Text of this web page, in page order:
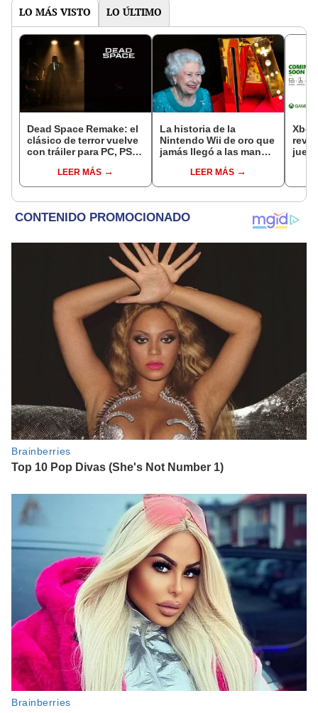
LO MÁS VISTO LO ÚLTIMO
Dead Space Remake: el
clásico de terror vuelve
con tráiler para PC, PS5
LEER MÁS
La historia de la
Nintendo Wii de oro que
jamás llegó a las manos
LEER MÁS